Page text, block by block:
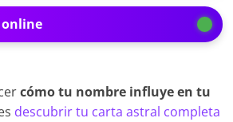
online
cómo tu nombre influye en tu
descubrir tu carta astral completa